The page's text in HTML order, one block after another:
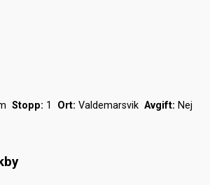
Stopp: 1 Ort: Valdemarsvik Avgift: Nej